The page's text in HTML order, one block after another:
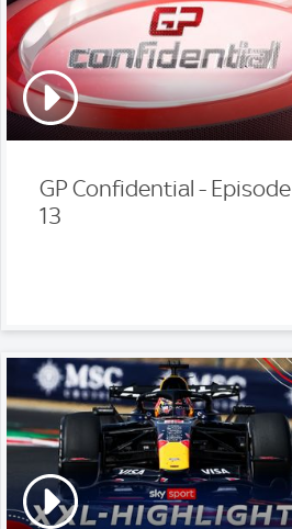
GP Confidential - Episode
13